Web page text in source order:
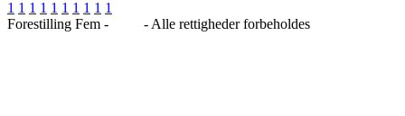
1 1 1 1 1 1 1 1 1 1
Forestilling Fem -
- Alle rettigheder forbeholdes